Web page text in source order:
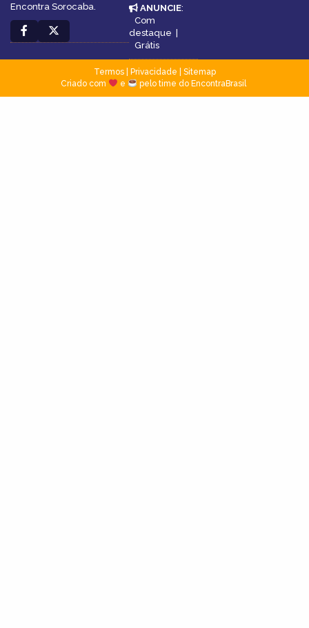
Encontra Sorocaba.
ANUNCIE:
Com
destaque |
Grátis
Termos| Privacidade
Sitemap
Criado com
e pelo time do EncontraBrasil